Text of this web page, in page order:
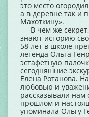
это место
а в деревне так и
Махоткину».
В чем же секрет,
знают историю
58 лет в школе
легенда Ольга
эстафетную
сегодняшние
Елена Ротанова.
любовью и
рассказывали нам
прошлом и
упоминала Ольгу